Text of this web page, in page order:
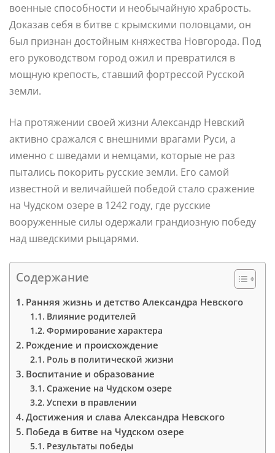
военные способности и необычайную храбрость.
Доказав себя в битве с крымскими половцами, он
был признан достойным княжества Новгорода. Под
его руководством город ожил и превратился в
мощную крепость, ставший фортрессой Русской
земли.
На протяжении своей жизни Александр Невский
активно сражался с внешними врагами Руси, а
именно с шведами и немцами, которые не раз
пытались покорить русские земли. Его самой
известной и величайшей победой стало сражение
на Чудском озере в 1242 году, где русские
вооруженные силы одержали грандиозную победу
над шведскими рыцарями.
Содержание
Ранняя жизнь и детство Александра Невского
Влияние родителей
Формирование характера
Рождение и происхождение
Роль в политической жизни
Воспитание и образование
Сражение на Чудском озере
Успехи в правлении
Достижения и слава Александра Невского
Победа в битве на Чудском озере
Результаты победы